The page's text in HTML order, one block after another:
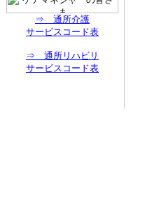
⇒ 通所介護
サービスコード表
⇒ 通所リハビリ
サービスコード表